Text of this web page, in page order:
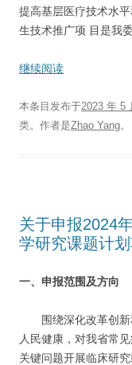
提高基层医疗技术水
生技术推广项 目是我
继续阅读
本条目发布于2023 年 5
类。 作者是Zhao Yang。
关于申报2024
学研究课题计
一、申报范围及方向
围绕深化改革创新
人民健康，对我省常
关键问题开展临床研